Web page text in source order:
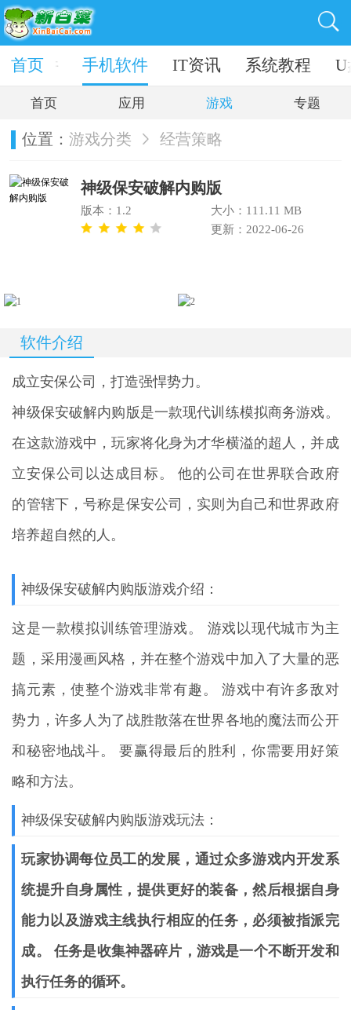
脑软件 手机软件 IT资讯 系统教程 U
首页
首页 应用 游戏 专题
位置： 游戏分类 经营策略
神级保安破解内购版
版本：1.2
大小：111.11 MB
更新：2022-06-26
软件介绍
成立安保公司，打造强悍势力。
神级保安破解内购版是一款现代训练模拟商务游戏。
在这款游戏中，玩家将化身为才华横溢的超人，并成
立安保公司以达成目标。 他的公司在世界联合政府
的管辖下，号称是保安公司，实则为自己和世界政府
培养超自然的人。
神级保安破解内购版游戏介绍：
这是一款模拟训练管理游戏。 游戏以现代城市为主
题，采用漫画风格，并在整个游戏中加入了大量的恶
搞元素，使整个游戏非常有趣。 游戏中有许多敌对
势力，许多人为了战胜散落在世界各地的魔法而公开
和秘密地战斗。 要赢得最后的胜利，你需要用好策
略和方法。
神级保安破解内购版游戏玩法：
玩家协调每位员工的发展，通过众多游戏内开发系
统提升自身属性，提供更好的装备，然后根据自身
能力以及游戏主线执行相应的任务，必须被指派完
成。 任务是收集神器碎片，游戏是一个不断开发和
执行任务的循环。